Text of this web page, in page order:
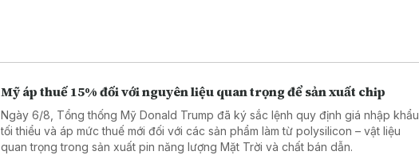
Mỹ áp thuế 15% đối với nguyên liệu quan trọng để sản xuất chip
Ngày 6/8, Tổng thống Mỹ Donald Trump đã ký sắc lệnh quy định giá nhập khẩu
tối thiểu và áp mức thuế mới đối với các sản phẩm làm từ polysilicon – vật liệu
quan trọng trong sản xuất pin năng lượng Mặt Trời và chất bán dẫn.